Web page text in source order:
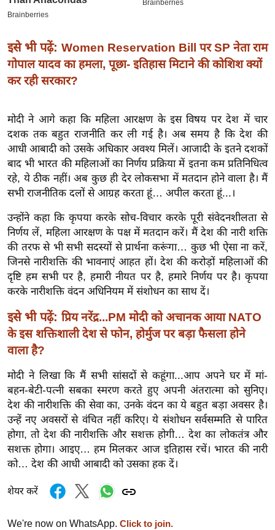
सा
बे
मि
सा
श
ख्सि
य
त
यं
इं
डि
या
सा
हि
ज
ग
त
ऑ
टो
व
र्ल्ड
न्यू
ज
ब्री
फ
नो
इसे भी पढ़ें: Women Reservation Bill पर SP नेता राम
गोपाल यादव का हमला, पूछा- इतिहास मिटाने की कोशिश क्यों
कर रही सरकार?
मोदी ने आगे कहा कि महिला आरक्षण के इस विषय पर देश में चार
दशक तक बहुत राजनीति कर ली गई है। अब समय है कि देश की
आधी आबादी को उसके अधिकार अवश्य मिलें। आजादी के इतने दशकों
बाद भी भारत की महिलाओं का निर्णय प्रक्रिया में इतना कम प्रतिनिधित्व
रहे, ये ठीक नहीं। अब कुछ ही देर लोकसभा में मतदान होने वाला है। मैं
सभी राजनीतिक दलों से आग्रह करता हूं… अपील करता हूं...।
उन्होंने कहा कि कृपया करके सोच-विचार करके पूरी संवेदनशीलता से
निर्णय लें, महिला आरक्षण के पक्ष में मतदान करें। मैं देश की नारी शक्ति
की तरफ से भी सभी सदस्यों से प्रार्थना करूंगा… कुछ भी ऐसा ना करें,
जिनसे नारीशक्ति की भावनाएं आहत हों। देश की करोड़ों महिलाओं की
दृष्टि हम सभी पर है, हमारी नीयत पर है, हमारे निर्णय पर है। कृपया
करके नारीशक्ति वंदन अधिनियम में संशोधन का साथ दें।
इसे भी पढ़ें: प्रिय नरेंद्र...PM मोदी को अचानक आया NATO
के इस शक्तिशाली देश से फोन, होर्मुज पर बड़ा फैसला होने
वाला है?
मोदी ने लिखा कि मैं सभी सांसदों से कहूंगा...आप अपने घर में मां-
बहन-बेटी-पत्नी सबका स्मरण करते हुए अपनी अंतरात्मा को सुनिए।
देश की नारीशक्ति की सेवा का, उनके वंदन का ये बहुत बड़ा अवसर है।
उन्हें नए अवसरों से वंचित नहीं करिए। ये संशोधन सर्वसम्मति से पारित
होगा, तो देश की नारीशक्ति और सशक्त होगी… देश का लोकतंत्र और
सशक्त होगा। आइए… हम मिलकर आज इतिहास रचें। भारत की नारी
को… देश की आधी आबादी को उसका हक दें।
शेयर करें
We're now on WhatsApp. Click to join.